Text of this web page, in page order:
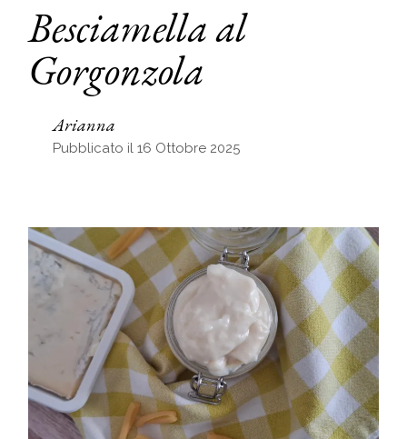
Besciamella al
Gorgonzola
Arianna
Pubblicato il 16 Ottobre 2025